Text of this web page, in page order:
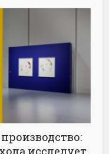
исследует